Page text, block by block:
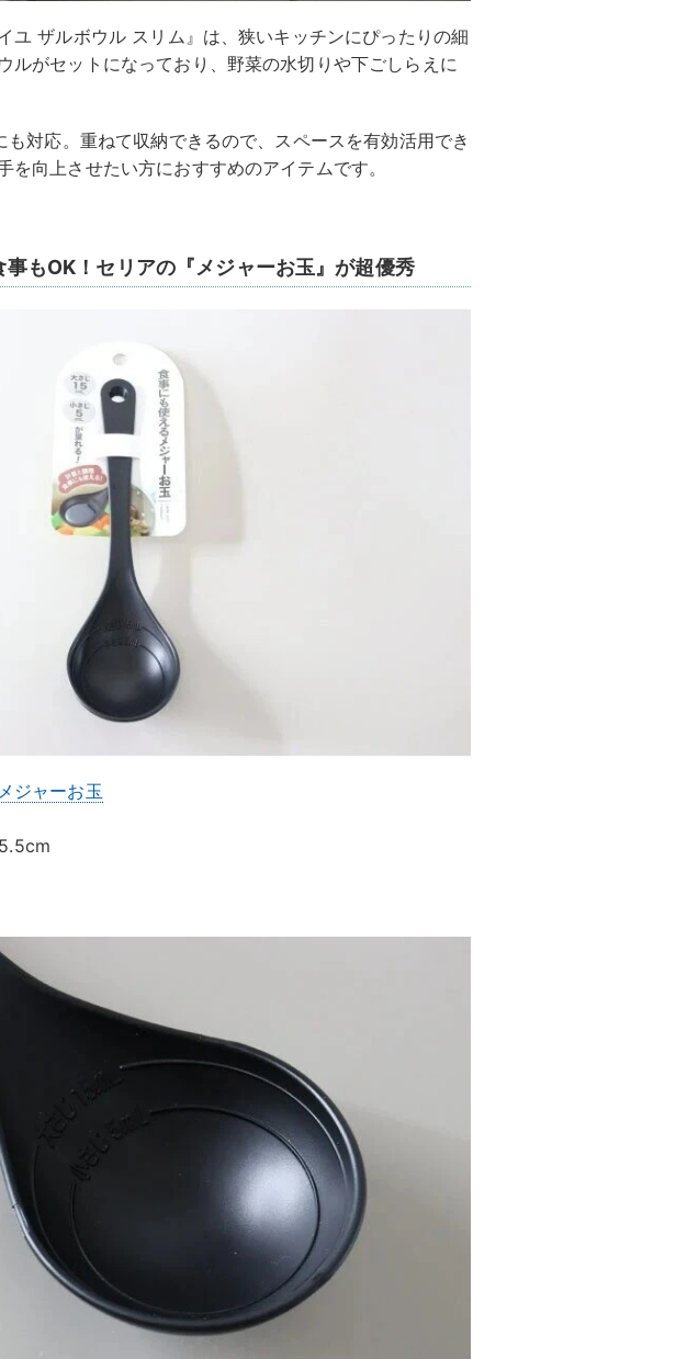
ユ ザルボウル スリム』は、狭いキッチンにぴったりの細
ルがセットになっており、野菜の水切りや下ごしらえに
対応。重ねて収納できるので、スペースを有効活用でき
を向上させたい方におすすめのアイテムです。
事もOK！セリアの『メジャーお玉』が超優秀
ジャーお玉